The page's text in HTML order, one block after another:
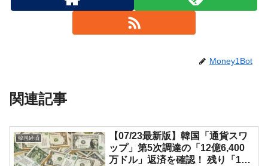
Money1Bot
関連記事
韓国経済
【07/23最新版】韓国「通貨スワ
ップ」第5次調達の「12億6,400
万ドル」返済を確認！ 残り「13